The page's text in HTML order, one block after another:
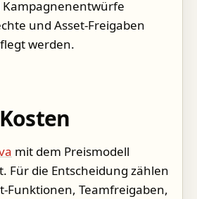
und Asset-Freigaben
werden.
mit dem Preismodell
Für die Entscheidung zählen
Funktionen, Teamfreigaben,